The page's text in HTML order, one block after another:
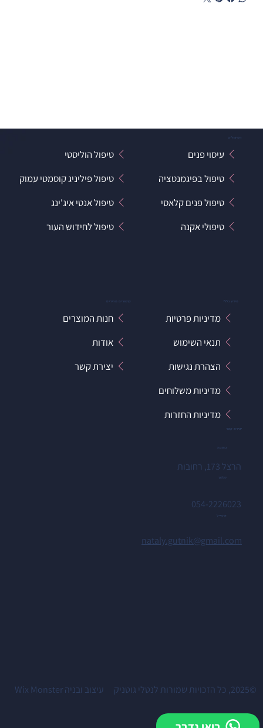
קישורים מהירים
חנות המוצרים
אודות
יצירת קשר
מידע כללי
מדיניות פרטיות
תנאי השימוש
הצהרת נגישות
מדיניות משלוחים
מדיניות החזרות
הטיפולים
עיסוי פנים
טיפול הוליסטי
טיפול בפיגמנטציה
טיפול פיליניג קוסמטי עמוק
טיפול פנים קלאסי
טיפול אנטי איג'ינג
טיפולי אקנה
טיפול לחידוש העור
יצירת קשר
כתובת
הרצל 173, רחובות
טלפון
054-2226023
אימייל
nataly.gutnik@gmail.com
עיצוב ובניהWix Monster ©2025, כל הזכויות שמורות לנטלי גוטניק